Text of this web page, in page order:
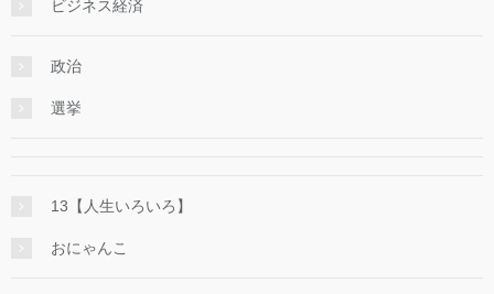
ビジネス経済
政治
選挙
13【人生いろいろ】
おにゃんこ